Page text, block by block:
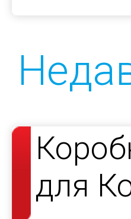
для